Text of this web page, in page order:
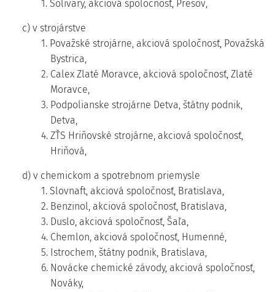
1. Solivary, akciová spoločnosť, Prešov,
c) v strojárstve
1. Považské strojárne, akciová spoločnosť, Považská
Bystrica,
2. Calex Zlaté Moravce, akciová spoločnosť, Zlaté
Moravce,
3. Podpolianske strojárne Detva, štátny podnik,
Detva,
4. ZŤS Hriňovské strojárne, akciová spoločnosť,
Hriňová,
d) v chemickom a spotrebnom priemysle
1. Slovnaft, akciová spoločnosť, Bratislava,
2. Benzinol, akciová spoločnosť, Bratislava,
3. Duslo, akciová spoločnosť, Šaľa,
4. Chemlon, akciová spoločnosť, Humenné,
5. Istrochem, štátny podnik, Bratislava,
6. Novácke chemické závody, akciová spoločnosť,
Nováky,